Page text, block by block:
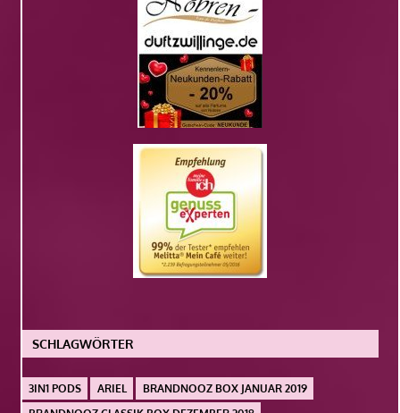
SCHLAGWÖRTER
3IN1 PODS ARIEL
BRANDNOOZ BOX JANUAR 2019